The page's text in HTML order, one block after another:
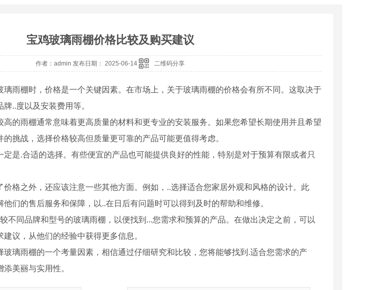
宝鸡玻璃雨棚价格比较及购买建议
作者：admin 发布日期： 2025-06-14 二维码分享
璃雨棚时，价格是一个关键因素。在市场上，关于玻璃雨棚的价格会有所不同。这取决于
..度以及安装费用等。
高的雨棚通常意味着更高质量的材料和更专业的安装服务。如果您希望长期使用并且希望
挑战，选择价格较高但质量更可靠的产品可能更值得考虑。
定是.合适的选择。有些便宜的产品也可能提供良好的性能，特别是对于预算有限或者只
价格之外，还应该注意一些其他方面。例如，..选择适合您家居外观和风格的设计。此
们的售后服务和保障，以..在日后有问题时可以得到及时的帮助和维修。
不同品牌和型号的玻璃雨棚，以便找到...您需求和预算的产品。在做出决定之前，可以
议，从他们的经验中获得更多信息。
玻璃雨棚的一个考量因素，相信通过仔细研究和比较，您将能够找到.适合您需求的产
美丽与实用性。